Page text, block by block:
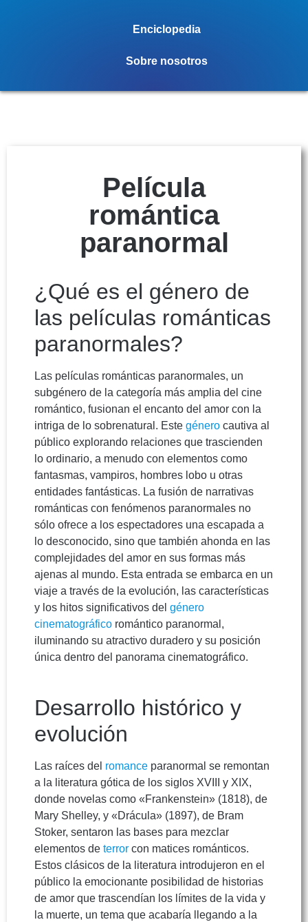
Enciclopedia
Sobre nosotros
Película
romántica
paranormal
¿Qué es el género de
las películas románticas
paranormales?
Las películas románticas paranormales, un
subgénero de la categoría más amplia del cine
romántico, fusionan el encanto del amor con la
intriga de lo sobrenatural. Este género cautiva al
público explorando relaciones que trascienden
lo ordinario, a menudo con elementos como
fantasmas, vampiros, hombres lobo u otras
entidades fantásticas. La fusión de narrativas
románticas con fenómenos paranormales no
sólo ofrece a los espectadores una escapada a
lo desconocido, sino que también ahonda en las
complejidades del amor en sus formas más
ajenas al mundo. Esta entrada se embarca en un
viaje a través de la evolución, las características
y los hitos significativos del género
cinematográfico romántico paranormal,
iluminando su atractivo duradero y su posición
única dentro del panorama cinematográfico.
Desarrollo histórico y
evolución
Las raíces del romance paranormal se remontan
a la literatura gótica de los siglos XVIII y XIX,
donde novelas como «Frankenstein» (1818), de
Mary Shelley, y «Drácula» (1897), de Bram
Stoker, sentaron las bases para mezclar
elementos de terror con matices románticos.
Estos clásicos de la literatura introdujeron en el
público la emocionante posibilidad de historias
de amor que trascendían los límites de la vida y
la muerte, un tema que acabaría llegando a la